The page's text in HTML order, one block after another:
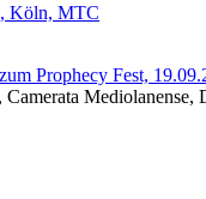
Köln, MTC
Prophecy Fest,